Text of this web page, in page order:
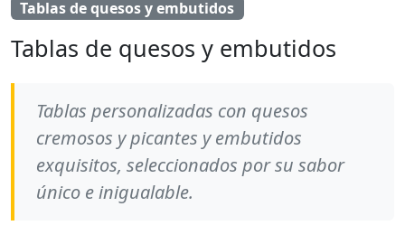
Tablas de quesos y embutidos
Tablas de quesos y embutidos
Tablas personalizadas con quesos
cremosos y picantes y embutidos
exquisitos, seleccionados por su sabor
único e inigualable.